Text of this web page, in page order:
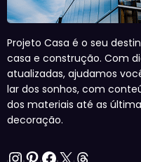
Projeto Casa é o seu
casa e construção. Com
atualizadas, ajudamos
lar dos sonhos, com
dos materiais até as
decoração.
Instagram
Pinterest
Facebook
X Threads